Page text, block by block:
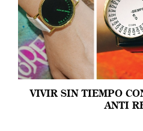
VIVIR SIN TIEMPO
ANTI